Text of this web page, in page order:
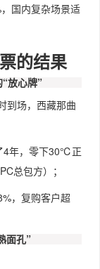
国内复杂场景适
的结果
放心牌”
到场，西藏那曲
4年，零下30℃正
总包方）；
，复购客户超
面孔”